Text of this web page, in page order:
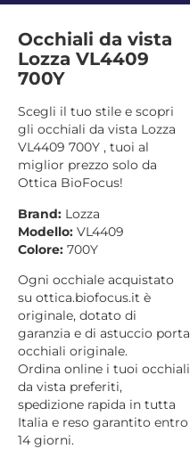
Occhiali da vista
Lozza VL4409
700Y
Scegli il tuo stile e scopri
gli occhiali da vista Lozza
VL4409 700Y , tuoi al
miglior prezzo solo da
Ottica BioFocus!
Brand: Lozza
Modello: VL4409
Colore: 700Y
Ogni occhiale acquistato
su ottica.biofocus.it è
originale, dotato di
garanzia e di astuccio porta
occhiali originale.
Ordina online i tuoi occhiali
da vista preferiti,
spedizione rapida in tutta
Italia e reso garantito entro
14 giorni.